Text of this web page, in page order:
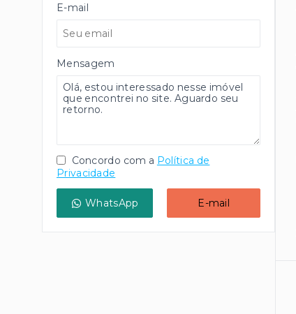
E-mail
Mensagem
Concordo com a Política de
Privacidade
WhatsApp E-mail